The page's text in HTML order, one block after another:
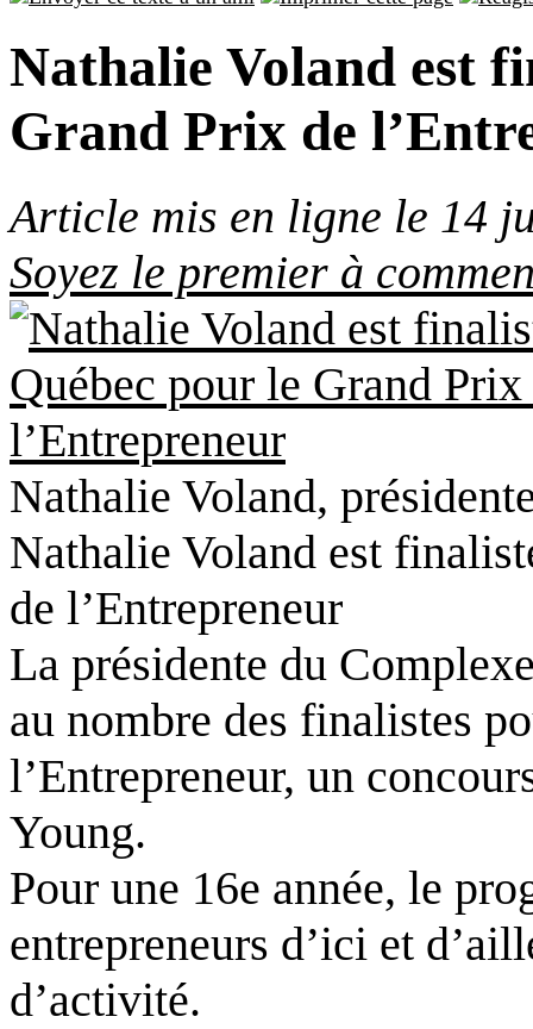
Nathalie Voland est
Grand Prix de
Article mis en ligne le 14
Soyez le premier à
Nathalie Voland,
Nathalie Voland est
de l’Entrepreneur
La présidente du
au nombre des finalistes
l’Entrepreneur, un
Young.
Pour une 16e année, le
entrepreneurs d’ici et
d’activité.